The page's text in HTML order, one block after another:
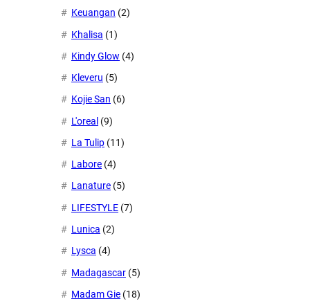
Keuangan (2)
Khalisa (1)
Kindy Glow (4)
Kleveru (5)
Kojie San (6)
L'oreal (9)
La Tulip (11)
Labore (4)
Lanature (5)
LIFESTYLE (7)
Lunica (2)
Lysca (4)
Madagascar (5)
Madam Gie (18)